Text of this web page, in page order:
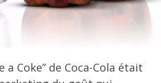
a Coke” de Coca-Cola était